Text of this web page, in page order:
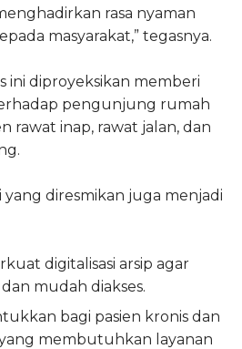
rasa nyaman
masyarakat,” tegasnya.
ini diproyeksikan memberi
pengunjung rumah
rawat inap, rawat jalan, dan
yang diresmikan juga menjadi
digitalisasi arsip agar
mudah diakses.
bagi pasien kronis dan
membutuhkan layanan